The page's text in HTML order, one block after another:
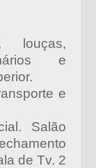
louças,
e
e
Salão
de Tv. 2